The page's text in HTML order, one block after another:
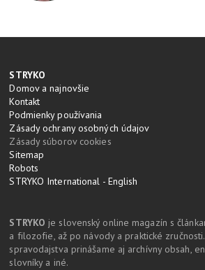
STRYKO
Domov a najnovšie
Kontakt
Podmienky používania
Zásady ochrany osobných údajov
Zásady súborov cookies
Sitemap
Robots
STRYKO International - English
STRYKO je slovenský online magazín s
a filozofie, až po návody a praktické
spravodajstva prinášame aj archívny obsah,
slovníky a iné.